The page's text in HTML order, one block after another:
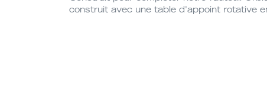
construit avec une table d'appoint rotative